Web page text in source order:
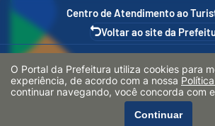
Centro de Atendimento ao
Voltar ao site da
Centro
Endereço: Praça Coronel Brasílio Fonseca, 54
Horário de atendimento: segunda a sábado, das
Telefones: (11) 4695-1793 e (11) 4695-4972
O Portal da Prefeitura utiliza cookies para
experiência, de acordo com a nossa
continuar navegando, você concorda com
Continuar